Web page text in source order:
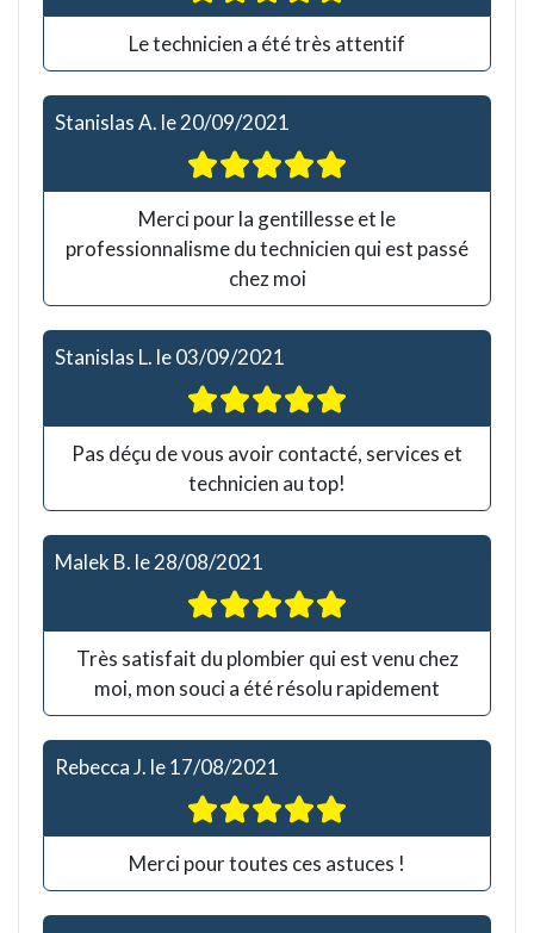
Le technicien a été très attentif
Stanislas A. le20/09/2021
Merci pour la gentillesse et le
professionnalisme du technicien qui est passé
chez moi
Stanislas L. le03/09/2021
Pas déçu de vous avoir contacté, services et
technicien au top!
Malek B. le28/08/2021
Très satisfait du plombier qui est venu chez
moi, mon souci a été résolu rapidement
Rebecca J. le17/08/2021
Merci pour toutes ces astuces !